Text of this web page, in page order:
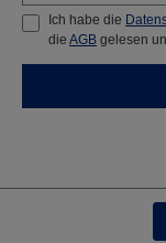
Ich habe die
die AGB gelesen